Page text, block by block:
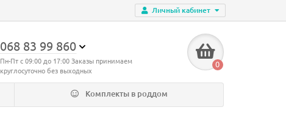
Личный кабинет
068 83 99 860
Пн-Пт с 09:00 до 17:00 Заказы принимаем
круглосуточно без выходных
0
Комплекты в роддом